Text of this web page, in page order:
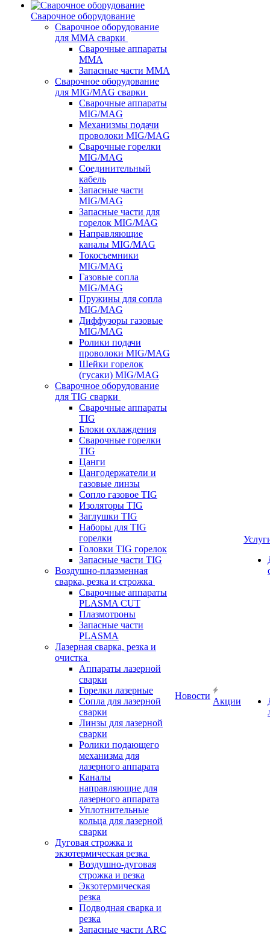
Сварочное оборудование
Сварочное оборудование
для MMA сварки
Сварочные аппараты
MMA
Запасные части MMA
Сварочное оборудование
для MIG/MAG сварки
Сварочные аппараты
MIG/MAG
Механизмы подачи
проволоки MIG/MAG
Сварочные горелки
MIG/MAG
Соединительный
кабель
Запасные части
MIG/MAG
Запасные части для
горелок MIG/MAG
Направляющие
каналы MIG/MAG
Токосъемники
MIG/MAG
Газовые сопла
MIG/MAG
Пружины для сопла
MIG/MAG
Диффузоры газовые
MIG/MAG
Ролики подачи
проволоки MIG/MAG
Шейки горелок
(гусаки) MIG/MAG
Сварочное оборудование
для TIG сварки
Сварочные аппараты
TIG
Блоки охлаждения
Сварочные горелки
TIG
Цанги
Цангодержатели и
газовые линзы
Сопло газовое TIG
Изоляторы TIG
Заглушки TIG
Наборы для TIG
горелки
Головки TIG горелок
Запасные части TIG
Воздушно-плазменная
сварка, резка и строжка
Сварочные аппараты
PLASMA CUT
Плазмотроны
Запасные части
PLASMA
Лазерная сварка, резка и
очистка
Аппараты лазерной
сварки
Горелки лазерные
Сопла для лазерной
сварки
Линзы для лазерной
сварки
Ролики подающего
механизма для
лазерного аппарата
Каналы
направляющие для
лазерного аппарата
Уплотнительные
кольца для лазерной
сварки
Дуговая строжка и
экзотермическая резка
Воздушно-дуговая
строжка и резка
Экзотермическая
резка
Подводная сварка и
резка
Запасные части ARC
Новости
Акции